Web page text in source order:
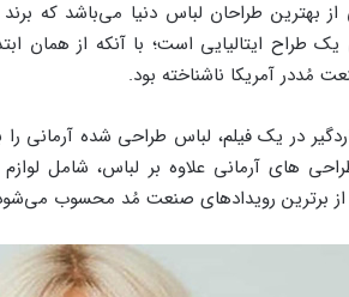
طراح ایتالیایی است؛ با آنکه از همان
مُددر آمریکا ناشناخته بود.
۱۹۸۰ ریچاردگیر در یک فیلم، لباس طراحی شده
های آرمانی علاوه بر لباس، شامل
برترین رویدادهای صنعت مُد محسوب